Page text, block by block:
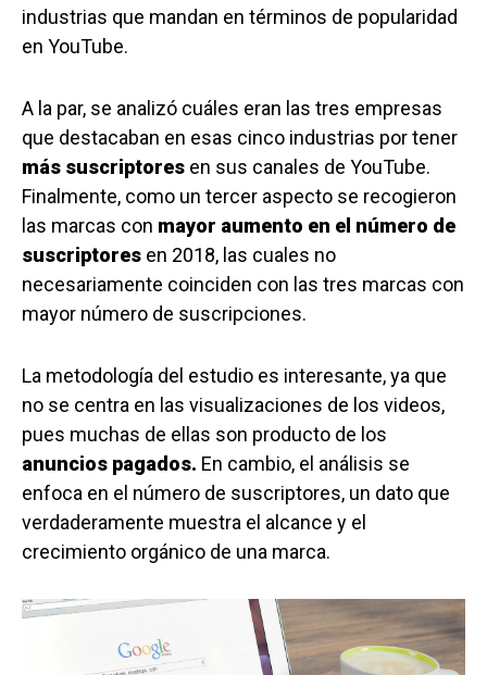
industrias que mandan en términos de popularidad
en YouTube.
A la par, se analizó cuáles eran las tres empresas
que destacaban en esas cinco industrias por tener
más suscriptores en sus canales de YouTube.
Finalmente, como un tercer aspecto se recogieron
las marcas con mayor aumento en el número de
suscriptores en 2018, las cuales no
necesariamente coinciden con las tres marcas con
mayor número de suscripciones.
La metodología del estudio es interesante, ya que
no se centra en las visualizaciones de los videos,
pues muchas de ellas son producto de los
anuncios pagados. En cambio, el análisis se
enfoca en el número de suscriptores, un dato que
verdaderamente muestra el alcance y el
crecimiento orgánico de una marca.